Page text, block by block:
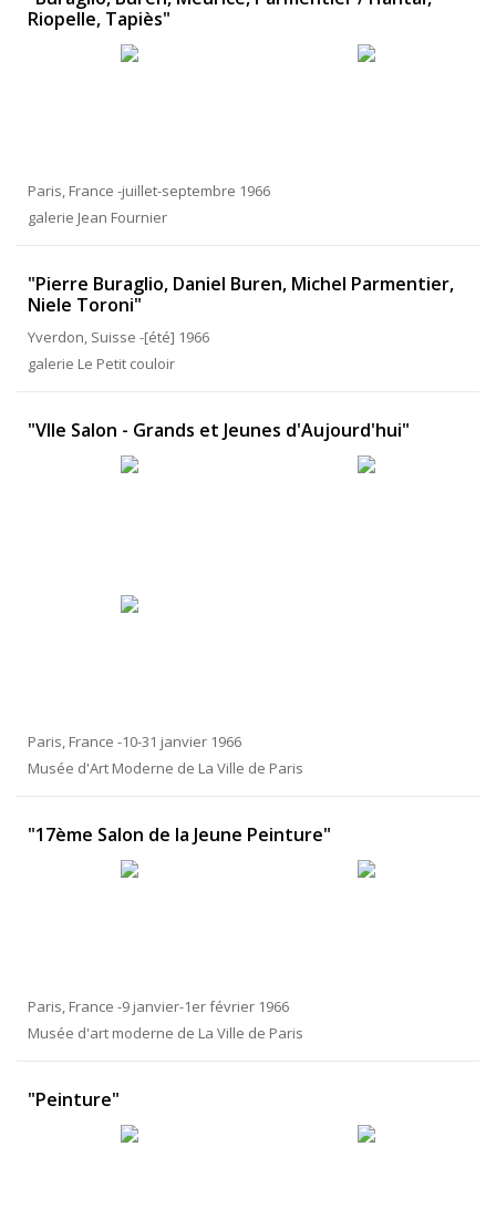
Riopelle, Tapiès"
Paris, France -juillet-septembre 1966
galerie Jean Fournier
"Pierre Buraglio, Daniel Buren, Michel Parmentier,
Niele Toroni"
Yverdon, Suisse -[été] 1966
galerie Le Petit couloir
"VIIe Salon - Grands et Jeunes d'Aujourd'hui"
Paris, France -10-31 janvier 1966
Musée d'Art Moderne de La Ville de Paris
"17ème Salon de la Jeune Peinture"
Paris, France -9 janvier-1er février 1966
Musée d'art moderne de La Ville de Paris
"Peinture"